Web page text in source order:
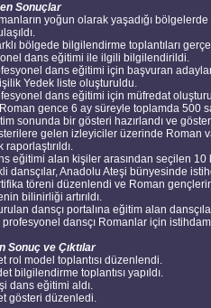
Sonuçlar
yoğun olarak yaşadığı
bölgede bilgilendirme toplantıları
dans eğitimi ile ilgili bilgilendirildi.
dans eğitimi için başvuran
Yedek liste oluşturuldu.
dans eğitimi için müfredat
gence 6 ay süreyle toplamda 500
sonunda bir gösteri hazırlandı ve
gelen izleyiciler üzerinde Roman
eğitimi alan kişiler arasından seçilen
dansçılar, Anadolu Ateşi bünyesinde
töreni düzenlendi ve Roman gençlerin
bilinirliği artırıldı.
dansçı portalına eğitim alan
dansçı Romanlar için
Sonuç ve Çıktılar
rol model toplantısı düzenlendi.
bilgilendirme toplantısı yapıldı.
dans eğitimi aldı.
gösteri düzenledi.